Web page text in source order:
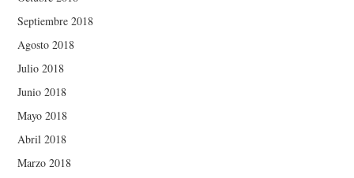
Septiembre 2018
Agosto 2018
Julio 2018
Junio 2018
Mayo 2018
Abril 2018
Marzo 2018